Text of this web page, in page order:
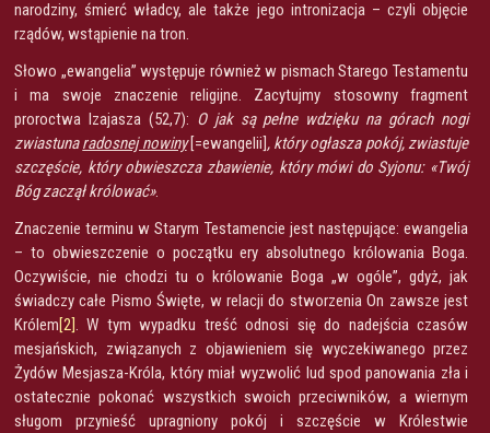
narodziny, śmierć władcy, ale także jego intronizacja – czyli objęcie
rządów, wstąpienie na tron.
Słowo „ewangelia” występuje również w pismach Starego Testamentu
i ma swoje znaczenie religijne. Zacytujmy stosowny fragment
proroctwa Izajasza (52,7): O jak są pełne wdzięku na górach nogi
zwiastunaradosnej nowiny [=ewangelii], który ogłasza pokój, zwiastuje
szczęście, który obwieszcza zbawienie, który mówi do Syjonu: «Twój
Bóg zaczął królować».
Znaczenie terminu w Starym Testamencie jest następujące: ewangelia
– to obwieszczenie o początku ery absolutnego królowania Boga.
Oczywiście, nie chodzi tu o królowanie Boga „w ogóle”, gdyż, jak
świadczy całe Pismo Święte, w relacji do stworzenia On zawsze jest
Królem[2]. W tym wypadku treść odnosi się do nadejścia czasów
mesjańskich, związanych z objawieniem się wyczekiwanego przez
Żydów Mesjasza-Króla, który miał wyzwolić lud spod panowania zła i
ostatecznie pokonać wszystkich swoich przeciwników, a wiernym
sługom przynieść upragniony pokój i szczęście w Królestwie